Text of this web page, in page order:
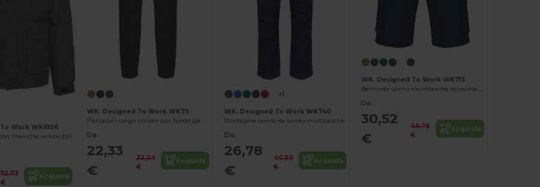
Work WK6106
maniche removibili
112,73
€
Acquista
WK. Designed To Work WK711
Pantaloni cargo unisex con fondo gamba elasticizzato
Da:
22,33
€
32,24
€
Acquista
+1
WK. Designed To Work WK740
Pantalone uomo da lavoro multitasche
Da:
26,78
€
40,50
€
Acquista
WK. Designed To Work WK713
Bermuda uomo multitasche ecosostenibili
Da:
30,52
€
49,76
€
Acquista